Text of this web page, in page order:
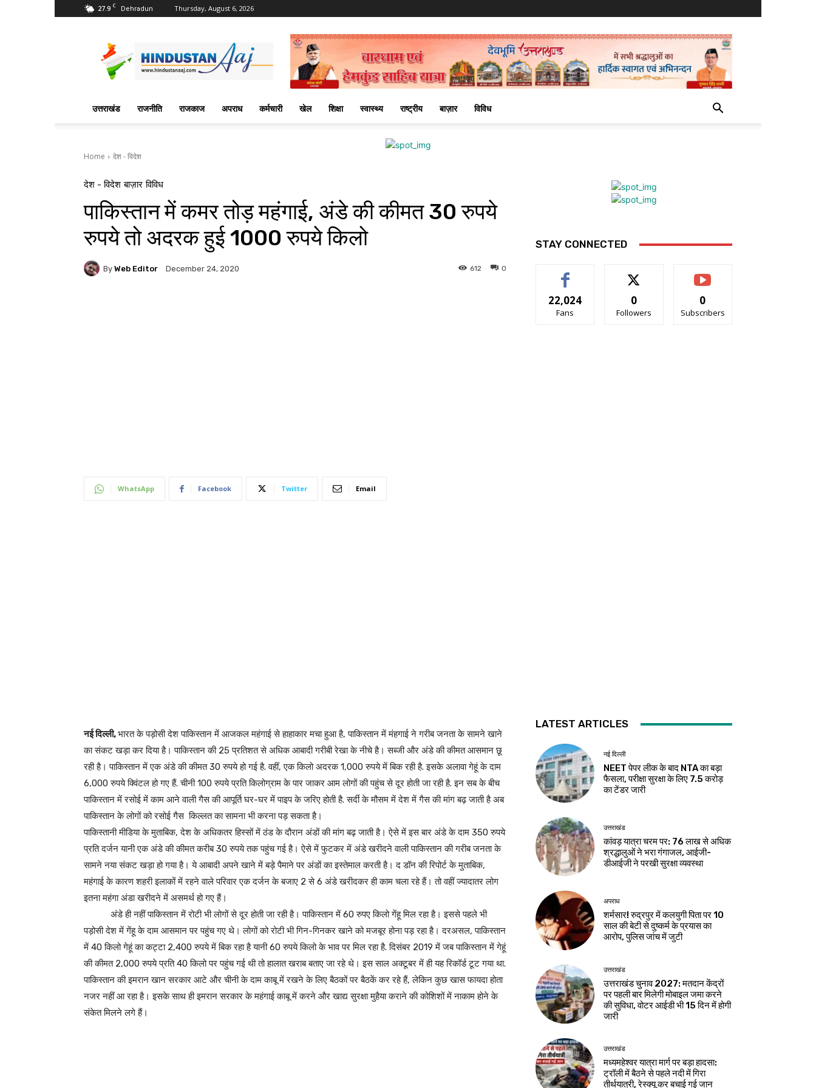
27.9 C Dehradun Thursday, August 6, 2026
Aaj
News
उत्तराखंड राजनीति राजकाज अपराध कर्मचारी खेल शिक्षा स्वास्थ्य राष्ट्रीय बाज़ार विविध
Home देश - विदेश
देश - विदेश बाज़ार विविध
पाकिस्तान में कमर तोड़ महंगाई, अंडे की कीमत 30 रुपये
रुपये तो अदरक हुई 1000 रुपये किलो
By Web Editor December 24, 2020 0
612
WhatsApp Facebook Twitter Email
नई दिल्‍ली,भारत के पड़ोसी देश पाकिस्तान में आजकल महंगाई से हाहाकार मचा हुआ है, पाकिस्तान में मंहगाई ने गरीब जनता के सामने खाने
का संकट खड़ा कर दिया है। पाकिस्तान की 25 प्रतिशत से अधिक आबादी गरीबी रेखा के नीचे है। सब्जी और अंडे की कीमत आसमान छू
रही है। पाकिस्तान में एक अंडे की कीमत 30 रुपये हो गई है. वहीं, एक किलो अदरक 1,000 रुपये में बिक रही है. इसके अलावा गेहूं के दाम
6,000 रुपये क्विंटल हो गए हैं. चीनी 100 रुपये प्रति किलोग्राम के पार जाकर आम लोगों की पहुंच से दूर होती जा रही है. इन सब के बीच
पाकिस्तान में रसोई में काम आने वाली गैस की आपूर्ति घर-घर में पाइप के जरिए होती है. सर्दी के मौसम में देश में गैस की मांग बढ़ जाती है अब
पाकिस्‍तान के लोगों को रसोई गैस किल्लत का सामना भी करना पड़ सकता है।
पाकिस्तानी मीडिया के मुताबिक, देश के अधिकतर हिस्सों में ठंड के दौरान अंडों की मांग बढ़ जाती है। ऐसे में इस बार अंडे के दाम 350 रुपये
प्रति दर्जन यानी एक अंडे की कीमत करीब 30 रुपये तक पहुंच गई है। ऐसे में फुटकर में अंडे खरीदने वाली पाकिस्तान की गरीब जनता के
सामने नया संकट खड़ा हो गया है। ये आबादी अपने खाने में बड़े पैमाने पर अंडों का इस्तेमाल करती है। द डॉन की रिपोर्ट के मुताबिक,
महंगाई के कारण शहरी इलाकों में रहने वाले परिवार एक दर्जन के बजाए 2 से 6 अंडे खरीदकर ही काम चला रहे हैं। तो वहीं ज्यादातर लोग
इतना महंगा अंडा खरीदने में असमर्थ हो गए हैं।
अंडे ही नहीं पाकिस्तान में रोटी भी लोगों से दूर होती जा रही है। पाकिस्तान में 60 रुपए किलो गेंहू मिल रहा है। इससे पहले भी
पड़ोसी देश में गेंहू के दाम आसमान पर पहुंच गए थे। लोगों को रोटी भी गिन-गिनकर खाने को मजबूर होना पड़ रहा है। दरअसल, पाकिस्तान
में 40 किलो गेहूं का कट्टा 2,400 रुपये में बिक रहा है यानी 60 रुपये किलो के भाव पर मिल रहा है. दिसंबर 2019 में जब पाकिस्‍तान में गेहूं
की कीमत 2,000 रुपये प्रति 40 किलो पर पहुंच गई थी तो हालात खराब बताए जा रहे थे। इस साल अक्टूबर में ही यह रिकॉर्ड टूट गया था.
पाकिस्‍तान की इमरान खान सरकार आटे और चीनी के दाम काबू में रखने के लिए बैठकों पर बैठकें कर रहे हैं, लेकिन कुछ खास फायदा होता
नजर नहीं आ रहा है। इसके साथ ही इमरान सरकार के महंगाई काबू में करने और खाद्य सुरक्षा मुहैया कराने की कोशिशों में नाकाम होने के
संकेत मिलने लगे हैं।
STAY CONNECTED
22,024
Fans
0
Followers
0
Subscribers
LATEST ARTICLES
नई दिल्ली
NEET पेपर लीक के बाद NTA का बड़ा
फैसला, परीक्षा सुरक्षा के लिए ₹7.5 करोड़
का टेंडर जारी
उत्तराखंड
कांवड़ यात्रा चरम पर: 76 लाख से अधिक
श्रद्धालुओं ने भरा गंगाजल, आईजी-
डीआईजी ने परखी सुरक्षा व्यवस्था
अपराध
शर्मसार! रुद्रपुर में कलयुगी पिता पर 10
साल की बेटी से दुष्कर्म के प्रयास का
आरोप, पुलिस जांच में जुटी
उत्तराखंड
उत्तराखंड चुनाव 2027: मतदान केंद्रों
पर पहली बार मिलेगी मोबाइल जमा करने
की सुविधा, वोटर आईडी भी 15 दिन में होगी
जारी
उत्तराखंड
मध्यमहेश्वर यात्रा मार्ग पर बड़ा हादसा:
ट्रॉली में बैठने से पहले नदी में गिरा
तीर्थयात्री, रेस्क्यू कर बचाई गई जान